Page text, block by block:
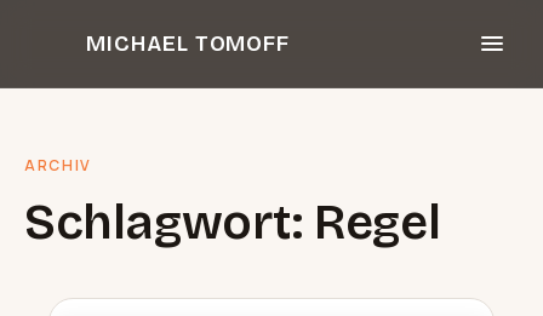
MICHAEL TOMOFF
ARCHIV
Schlagwort: Regel